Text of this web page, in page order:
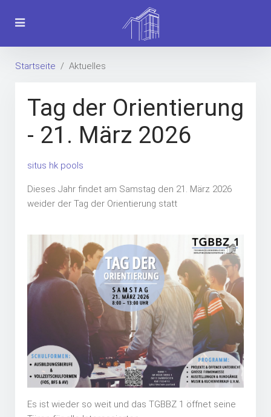
Startseite Aktuelles
Tag der Orientierung
- 21. März 2026
situs hk pools
Dieses Jahr findet am Samstag den 21. März 2026
weider der Tag der Orientierung statt
Es ist wieder so weit und das TGBBZ 1 öffnet seine